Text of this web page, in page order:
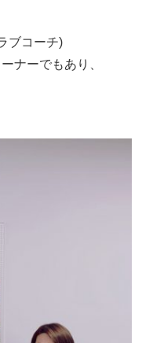
ブコーチ)
ナーでもあり、